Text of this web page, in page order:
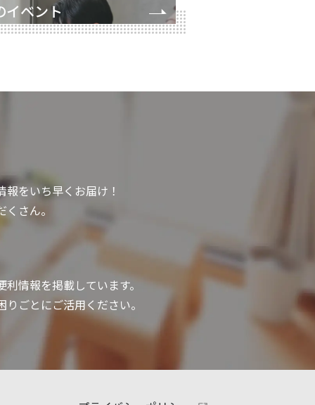
イベント
をいち早くお届け！
さん。
情報を掲載しています。
ごとにご活用ください。